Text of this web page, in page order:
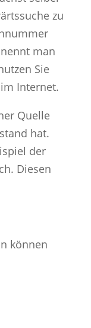
zu
man
Sie
Internet.
Quelle
hat.
der
Diesen
können